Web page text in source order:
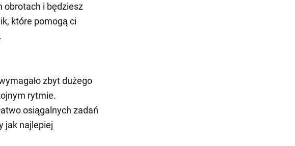
obrotach i będziesz
które pomogą ci
zbyt dużego
rytmie.
osiągalnych zadań
jak najlepiej